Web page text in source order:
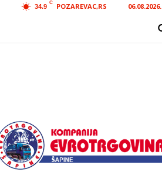
34.9
C POZAREVAC,RS 06.08.2026.